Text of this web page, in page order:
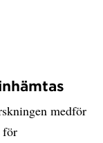
medför
för